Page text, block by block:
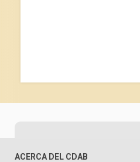
ACERCA DEL CDAB